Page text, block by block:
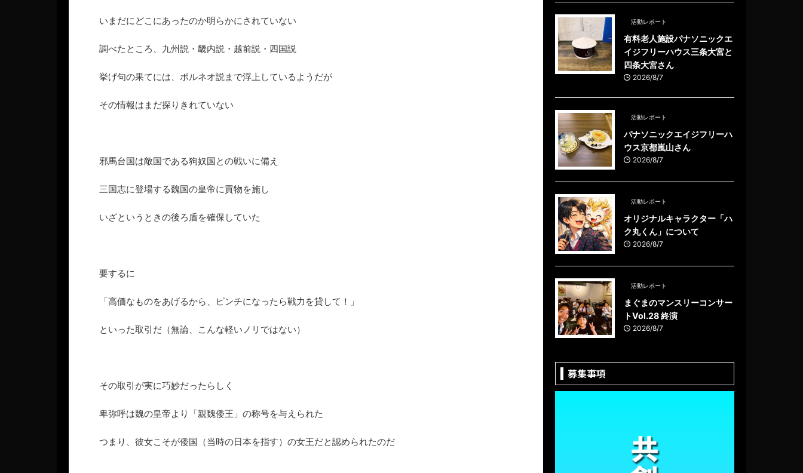
いまだにどこにあったのか明らかにされていない
調べたところ、九州説・畿内説・越前説・四国説
挙げ句の果てには、ボルネオ説まで浮上しているようだが
その情報はまだ探りきれていない
邪馬台国は敵国である狗奴国との戦いに備え
三国志に登場する魏国の皇帝に貢物を施し
いざというときの後ろ盾を確保していた
要するに
「高価なものをあげるから、ピンチになったら戦力を貸して！」
といった取引だ（無論、こんな軽いノリではない）
その取引が実に巧妙だったらしく
卑弥呼は魏の皇帝より「親魏倭王」の称号を与えられた
つまり、彼女こそが倭国（当時の日本を指す）の女王だと認められたのだ
活動レポート
有料老人施設パナソニックエ
イジフリーハウス三条大宮と
四条大宮さん
2026/8/7
活動レポート
パナソニックエイジフリーハ
ウス京都嵐山さん
2026/8/7
活動レポート
オリジナルキャラクター「ハ
ク丸くん」について
2026/8/7
活動レポート
まぐまのマンスリーコンサー
トVol.28 終演
2026/8/7
募集事項